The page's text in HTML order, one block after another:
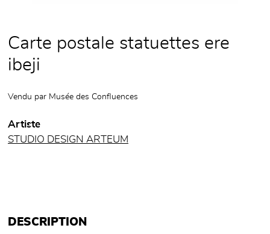
Carte postale statuettes ere
ibeji
Vendu par Musée des Confluences
Artiste
STUDIO DESIGN ARTEUM
DESCRIPTION